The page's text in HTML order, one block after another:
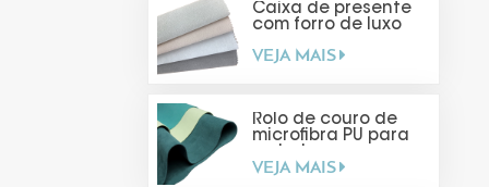
Caixa de presente
com forro de luxo
VEJA MAIS
Rolo de couro de
microfibra PU para
VEJA MAIS